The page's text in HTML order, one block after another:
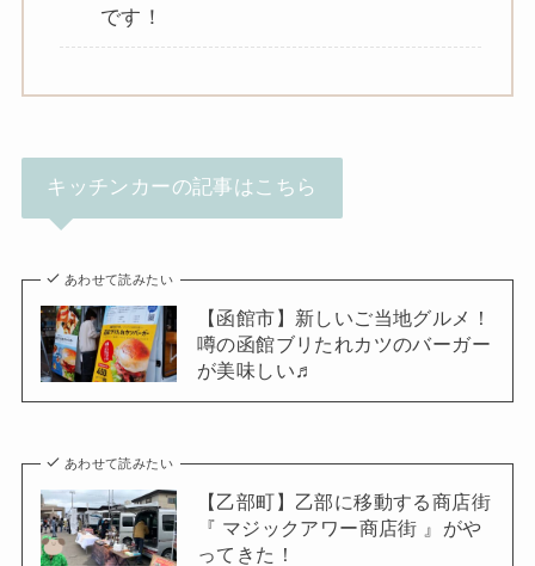
です！
キッチンカーの記事はこちら
あわせて読みたい
【函館市】新しいご当地グルメ！
噂の函館ブリたれカツのバーガー
が美味しい♬
あわせて読みたい
【乙部町】乙部に移動する商店街
『 マジックアワー商店街 』がや
ってきた！